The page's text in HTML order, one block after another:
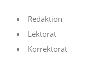
Redaktion
Lektorat
Korrektorat